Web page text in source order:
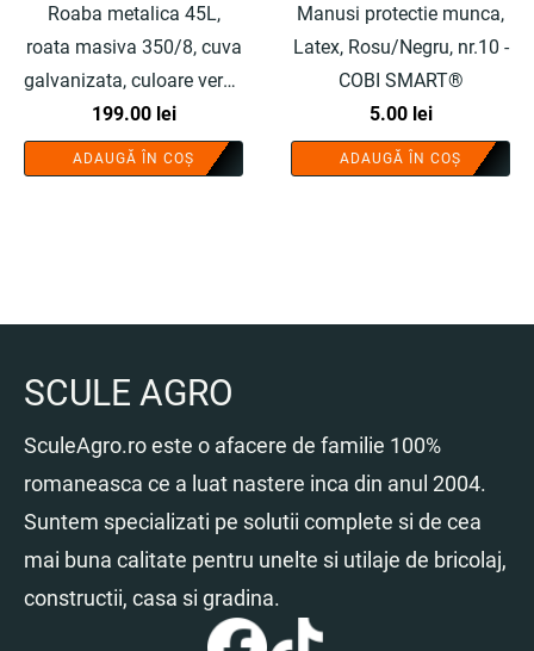
Roaba metalica 45L,
roata masiva 350/8, cuva
galvanizata, culoare verde
- COBI SMART®
199.00 lei
ADAUGĂ ÎN COȘ
Manusi protectie munca,
Latex, Rosu/Negru, nr.10 -
COBI SMART®
5.00 lei
ADAUGĂ ÎN COȘ
SCULE AGRO
SculeAgro.ro este o afacere de familie 100%
romaneasca ce a luat nastere inca din anul 2004.
Suntem specializati pe solutii complete si de cea
mai buna calitate pentru unelte si utilaje de bricolaj,
constructii, casa si gradina.